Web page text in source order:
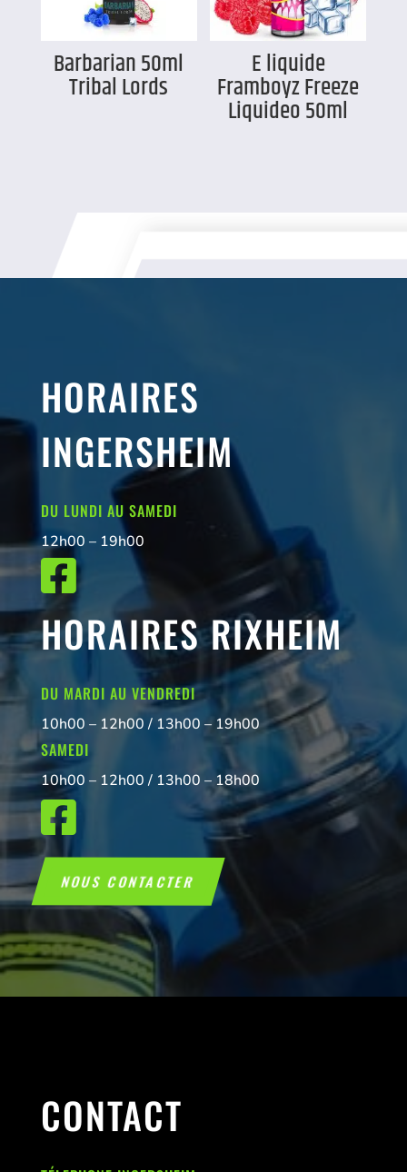
Barbarian 50ml
Tribal Lords
E liquide
Framboyz Freeze
Liquideo 50ml
HORAIRES
INGERSHEIM
DU LUNDI AU SAMEDI
12h00 – 19h00

HORAIRES RIXHEIM
DU MARDI AU VENDREDI
10h00 – 12h00 / 13h00 – 19h00
SAMEDI
10h00 – 12h00 / 13h00 – 18h00

NOUS CONTACTER
CONTACT